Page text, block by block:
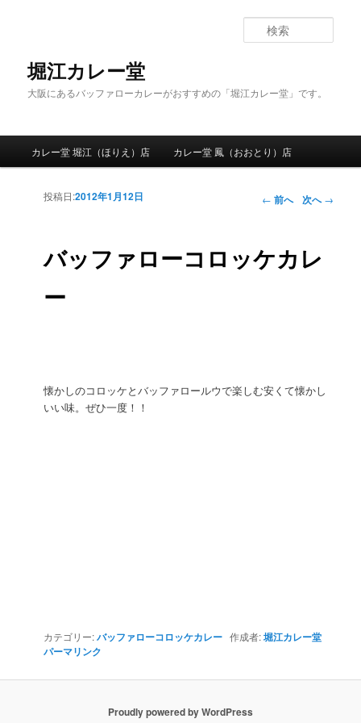
堀江カレー堂
大阪にあるバッファローカレーがおすすめの「堀江カレー堂」です。
索
メインメニュー
メインコンテンツへ移動
サブコンテンツへ移動
カレー堂 堀江（ほりえ）店 カレー堂 鳳（おおとり）店
投稿ナビゲー
← 前へ 次へ→
バッファローコロッケカレ
ー
投稿日:2012年1月12日
懐かしのコロッケとバッファロールウで楽しむ安くて懐かし
いい味。ぜひ一度！！
カテゴリー:バッファローコロッケカレー 作成者:堀江カレー堂
パーマリンク
Proudly powered by WordPress